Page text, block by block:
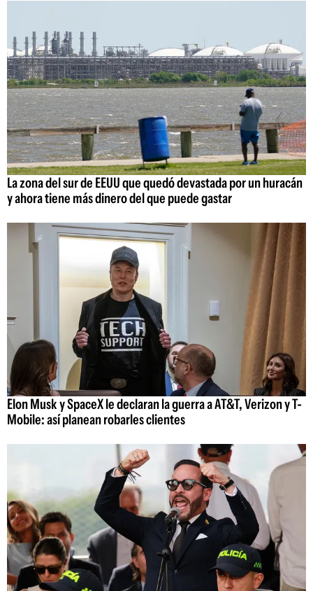
La zona del sur de EEUU que quedó devastada por un huracán
y ahora tiene más dinero del que puede gastar
Elon Musk y SpaceX le declaran la guerra a AT&T, Verizon y T-
Mobile: así planean robarles clientes